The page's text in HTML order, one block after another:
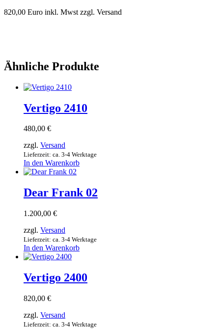
820,00 Euro inkl. Mwst zzgl. Versand
Ähnliche Produkte
Vertigo 2410
480,00 €
zzgl. Versand
Lieferzeit: ca. 3-4 Werktage
In den Warenkorb
Dear Frank 02
1.200,00 €
zzgl. Versand
Lieferzeit: ca. 3-4 Werktage
In den Warenkorb
Vertigo 2400
820,00 €
zzgl. Versand
Lieferzeit: ca. 3-4 Werktage